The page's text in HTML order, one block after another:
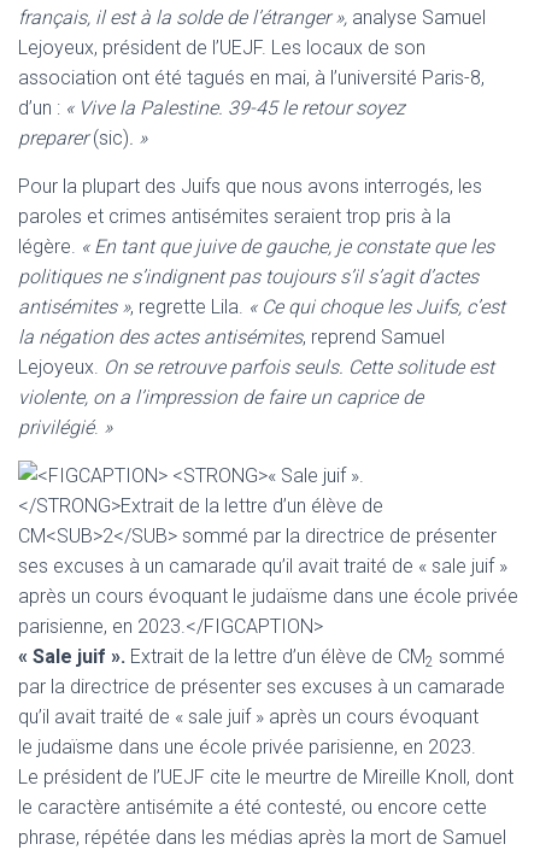
français, il est à la solde de l’étranger », analyse Samuel
Lejoyeux, président de l’UEJF. Les locaux de son
association ont été tagués en mai, à l’université Paris-8,
d’un : « Vive la Palestine. 39-45 le retour soyez
preparer(sic). »
Pour la plupart des Juifs que nous avons interrogés, les
paroles et crimes antisémites seraient trop pris à la
légère. « En tant que juive de gauche, je constate que les
politiques ne s’indignent pas toujours s’il s’agit d’actes
antisémites », regrette Lila. « Ce qui choque les Juifs, c’est
la négation des actes antisémites, reprend Samuel
Lejoyeux. On se retrouve parfois seuls. Cette solitude est
violente, on a l’impression de faire un caprice de
privilégié. »
« Sale juif ». Extrait de la lettre d’un élève de CM2 sommé
par la directrice de présenter ses excuses à un camarade
qu’il avait traité de « sale juif » après un cours évoquant
le judaïsme dans une école privée parisienne, en 2023.
Le président de l’UEJF cite le meurtre de Mireille Knoll, dont
le caractère antisémite a été contesté, ou encore cette
phrase, répétée dans les médias après la mort de Samuel